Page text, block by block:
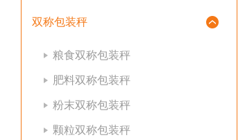
双称包装秤
粮食双称包装秤
肥料双称包装秤
粉末双称包装秤
颗粒双称包装秤